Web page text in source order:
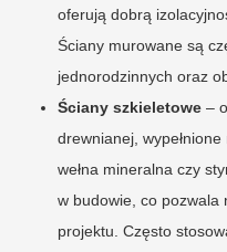
oferują dobrą
Ściany murowane są
jednorodzinnych oraz
Ściany szkieletowe –
drewnianej,
wełna mineralna czy
w budowie, co pozwala
projektu. Często